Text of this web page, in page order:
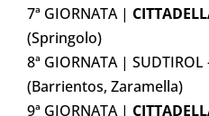
7ª GIORNATA |
(Springolo)
8ª GIORNATA | SUDTIROL
(Barrientos, Zaramella)
9ª GIORNATA |